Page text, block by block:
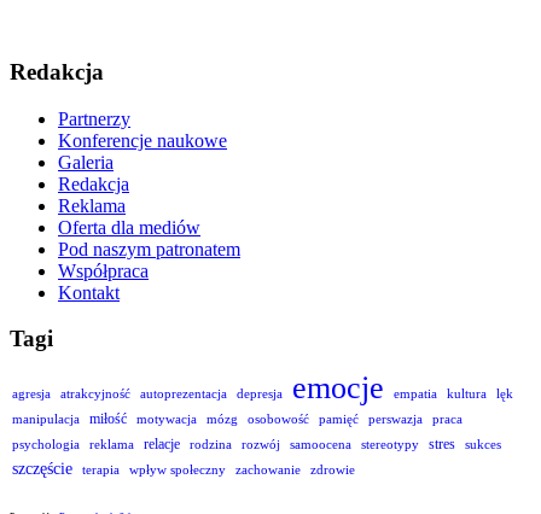
Redakcja
Partnerzy
Konferencje naukowe
Galeria
Redakcja
Reklama
Oferta dla mediów
Pod naszym patronatem
Współpraca
Kontakt
Tagi
agresja atrakcyjność autoprezentacja depresja emocje empatia kultura
lęk
manipulacja
miłość motywacja mózg osobowość pamięć perswazja
praca
psychologia
reklama relacje rodzina rozwój samoocena stereotypy stres sukces
szczęście terapia wpływ społeczny zachowanie zdrowie